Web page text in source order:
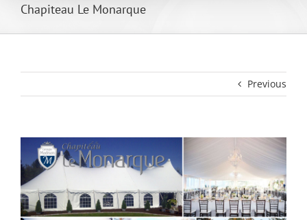
Chapiteau Le Monarque
Previous
View
Larger
Image